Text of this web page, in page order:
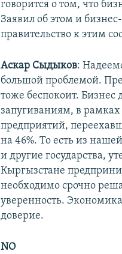
говорится о том, что
Заявил об этом и
правительство к этим
Аскар Сыдыков:
большой проблемой.
тоже беспокоит. Бизнес
запугиваниям, в
предприятий,
на 46%. То есть из
и другие государства,
Кыргызстане
необходимо срочно
уверенность.
доверие.
NO